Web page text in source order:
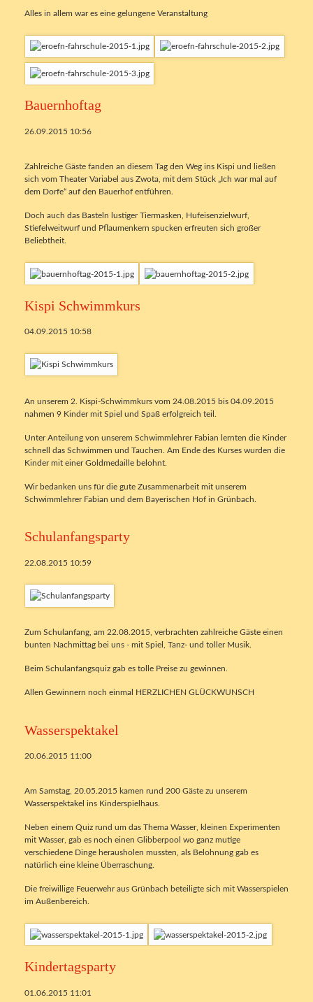
Alles in allem war es eine gelungene Veranstaltung
Bauernhoftag
26.09.2015 10:56
Zahlreiche Gäste fanden an diesem Tag den Weg ins Kispi und ließen
sich vom Theater Variabel aus Zwota, mit dem Stück „Ich war mal auf
dem Dorfe“ auf den Bauerhof entführen.
Doch auch das Basteln lustiger Tiermasken, Hufeisenzielwurf,
Stiefelweitwurf und Pflaumenkern spucken erfreuten sich großer
Beliebtheit.
Kispi Schwimmkurs
04.09.2015 10:58
An unserem 2. Kispi-Schwimmkurs vom 24.08.2015 bis 04.09.2015
nahmen 9 Kinder mit Spiel und Spaß erfolgreich teil.
Unter Anteilung von unserem Schwimmlehrer Fabian lernten die Kinder
schnell das Schwimmen und Tauchen. Am Ende des Kurses wurden die
Kinder mit einer Goldmedaille belohnt.
Wir bedanken uns für die gute Zusammenarbeit mit unserem
Schwimmlehrer Fabian und dem Bayerischen Hof in Grünbach.
Schulanfangsparty
22.08.2015 10:59
Zum Schulanfang, am 22.08.2015, verbrachten zahlreiche Gäste einen
bunten Nachmittag bei uns - mit Spiel, Tanz- und toller Musik.
Beim Schulanfangsquiz gab es tolle Preise zu gewinnen.
Allen Gewinnern noch einmal HERZLICHEN GLÜCKWUNSCH
Wasserspektakel
20.06.2015 11:00
Am Samstag, 20.05.2015 kamen rund 200 Gäste zu unserem
Wasserspektakel ins Kinderspielhaus.
Neben einem Quiz rund um das Thema Wasser, kleinen Experimenten
mit Wasser, gab es noch einen Glibberpool wo ganz mutige
verschiedene Dinge herausholen mussten, als Belohnung gab es
natürlich eine kleine Überraschung.
Die freiwillige Feuerwehr aus Grünbach beteiligte sich mit Wasserspielen
im Außenbereich.
Kindertagsparty
01.06.2015 11:01